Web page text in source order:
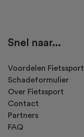
Snel naar...
Voordelen Fietssport
Schadeformulier
Over Fietssport
Contact
Partners
FAQ